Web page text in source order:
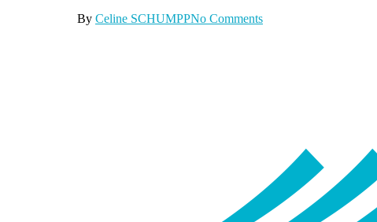
By Celine SCHUMPPNo Comments